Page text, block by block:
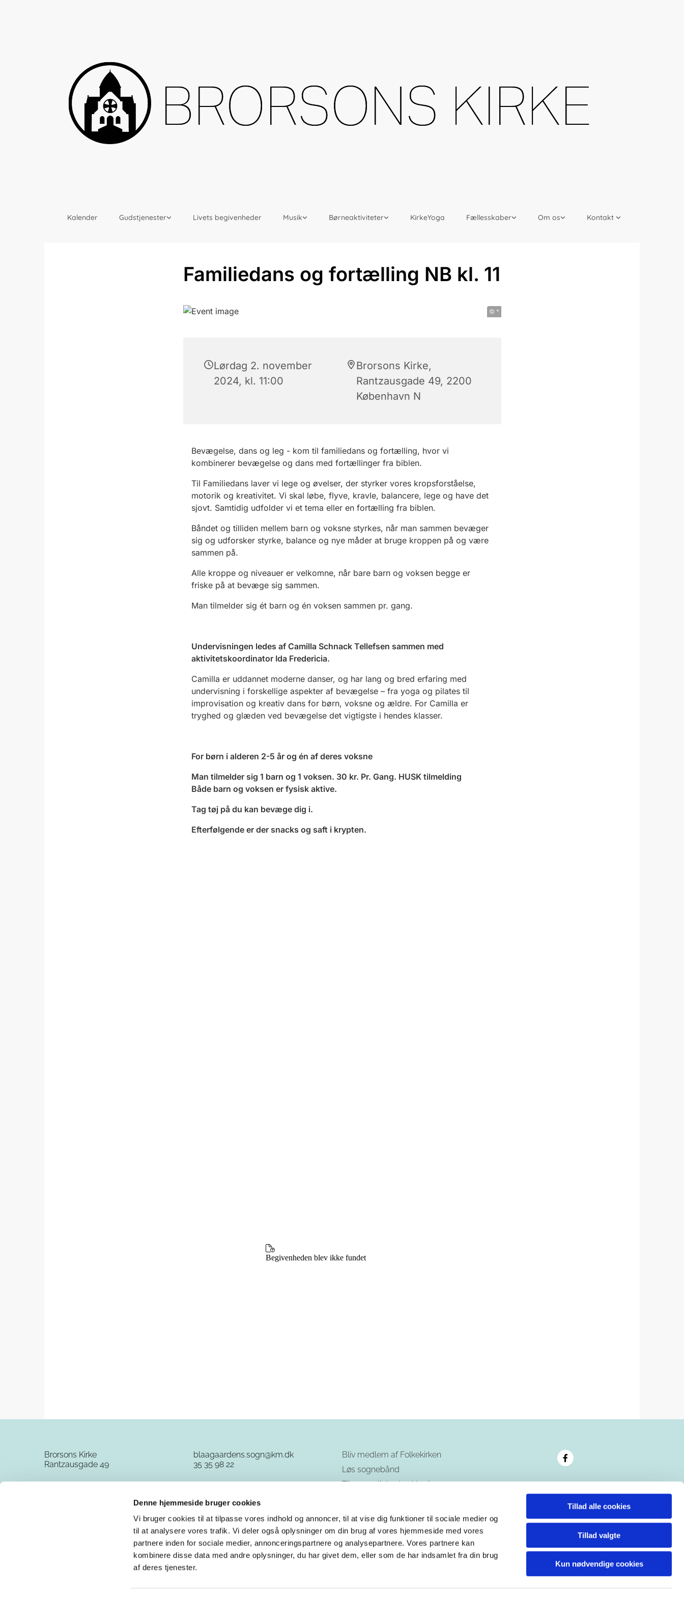
Denne hjemmeside bruger cookies
Vi bruger cookies til at tilpasse vores indhold og annoncer, til at vise dig funktioner til sociale medier og
til at analysere vores trafik. Vi deler også oplysninger om din brug af vores hjemmeside med vores
partnere inden for sociale medier, annonceringspartnere og analysepartnere. Vores partnere kan
kombinere disse data med andre oplysninger, du har givet dem, eller som de har indsamlet fra din brug
af deres tjenester.
Tillad alle cookies
Tillad valgte
Kun nødvendige cookies
Kalender Gudstjenester Livets begivenheder Musik Børneaktiviteter KirkeYoga Fællesskaber Om os Kontakt
Familiedans og fortælling NB kl. 11
© *
Lørdag 2. november
2024, kl. 11:00
Brorsons Kirke,
Rantzausgade 49, 2200
København N
Bevægelse, dansog leg - kom til familiedans og fortælling, hvor vi
kombinerer bevægelse og dans med fortællinger fra biblen.
Til Familiedans laver vi lege og øvelser, der styrker vores kropsforståelse,
motorik og kreativitet. Vi skal løbe, flyve, kravle, balancere, lege og have det
sjovt. Samtidig udfolder vi et tema eller en fortælling fra biblen.
Båndet og tilliden mellem barn og voksne styrkes, når man sammen bevæger
sig og udforsker styrke, balance og nye måder at bruge kroppen på og være
sammen på.
Alle kroppe og niveauer er velkomne, når bare barn og voksen begge er
friske på at bevæge sig sammen.
Man tilmelder sig ét barn og én voksen sammenpr. gang.
Undervisningen ledes af Camilla Schnack Tellefsen sammen med
aktivitetskoordinator Ida Fredericia.
Camilla er uddannet moderne danser, og har lang og bred erfaring med
undervisning i forskellige aspekter af bevægelse – fra yoga og pilatestil
improvisation og kreativ dans for børn, voksne og ældre. For Camilla er
tryghed og glæden ved bevægelse det vigtigste i hendes klasser.
For børn i alderen 2-5 år og én af deres voksne
Man tilmelder sig 1 barn og 1 voksen. 30 kr. Pr. Gang. HUSK tilmelding
Både barn og voksen er fysisk aktive.
Tag tøj på du kan bevæge dig i.
Efterfølgende er der snacks og saft i krypten.
Brorsons Kirke
Rantzausgade 49
blaagaardens.sogn@km.dk
35 35 98 22
Bliv medlem af Folkekirken
Løs sognebånd
Tilgængelighedserklæring
Privatlivspolitik Log på ChurchDesk